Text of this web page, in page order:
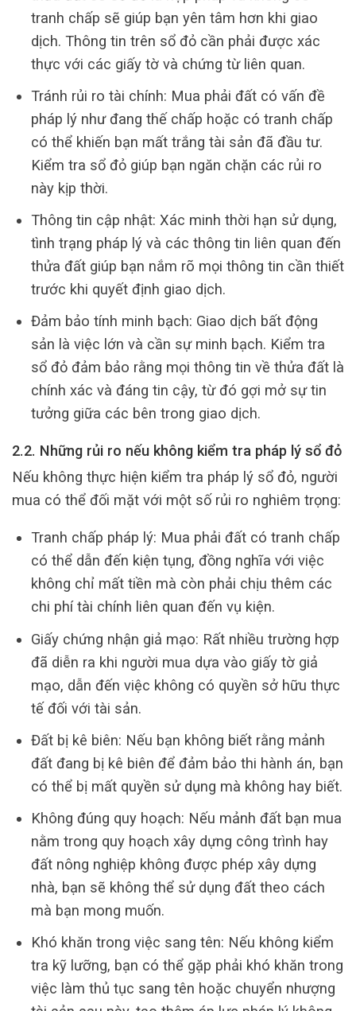
tranh chấp sẽ giúp bạn yên tâm hơn khi giao
dịch. Thông tin trên sổ đỏ cần phải được xác
thực với các giấy tờ và chứng từ liên quan.
Tránh rủi ro tài chính: Mua phải đất có vấn đề
pháp lý như đang thế chấp hoặc có tranh chấp
có thể khiến bạn mất trắng tài sản đã đầu tư.
Kiểm tra sổ đỏ giúp bạn ngăn chặn các rủi ro
này kịp thời.
Thông tin cập nhật: Xác minh thời hạn sử dụng,
tình trạng pháp lý và các thông tin liên quan đến
thửa đất giúp bạn nắm rõ mọi thông tin cần thiết
trước khi quyết định giao dịch.
Đảm bảo tính minh bạch: Giao dịch bất động
sản là việc lớn và cần sự minh bạch. Kiểm tra
sổ đỏ đảm bảo rằng mọi thông tin về thửa đất là
chính xác và đáng tin cậy, từ đó gợi mở sự tin
tưởng giữa các bên trong giao dịch.
2.2. Những rủi ro nếu không kiểm tra pháp lý sổ đỏ
Nếu không thực hiện kiểm tra pháp lý sổ đỏ, người
mua có thể đối mặt với một số rủi ro nghiêm trọng:
Tranh chấp pháp lý: Mua phải đất có tranh chấp
có thể dẫn đến kiện tụng, đồng nghĩa với việc
không chỉ mất tiền mà còn phải chịu thêm các
chi phí tài chính liên quan đến vụ kiện.
Giấy chứng nhận giả mạo: Rất nhiều trường hợp
đã diễn ra khi người mua dựa vào giấy tờ giả
mạo, dẫn đến việc không có quyền sở hữu thực
tế đối với tài sản.
Đất bị kê biên: Nếu bạn không biết rằng mảnh
đất đang bị kê biên để đảm bảo thi hành án, bạn
có thể bị mất quyền sử dụng mà không hay biết.
Không đúng quy hoạch: Nếu mảnh đất bạn mua
nằm trong quy hoạch xây dựng công trình hay
đất nông nghiệp không được phép xây dựng
nhà, bạn sẽ không thể sử dụng đất theo cách
mà bạn mong muốn.
Khó khăn trong việc sang tên: Nếu không kiểm
tra kỹ lưỡng, bạn có thể gặp phải khó khăn trong
việc làm thủ tục sang tên hoặc chuyển nhượng